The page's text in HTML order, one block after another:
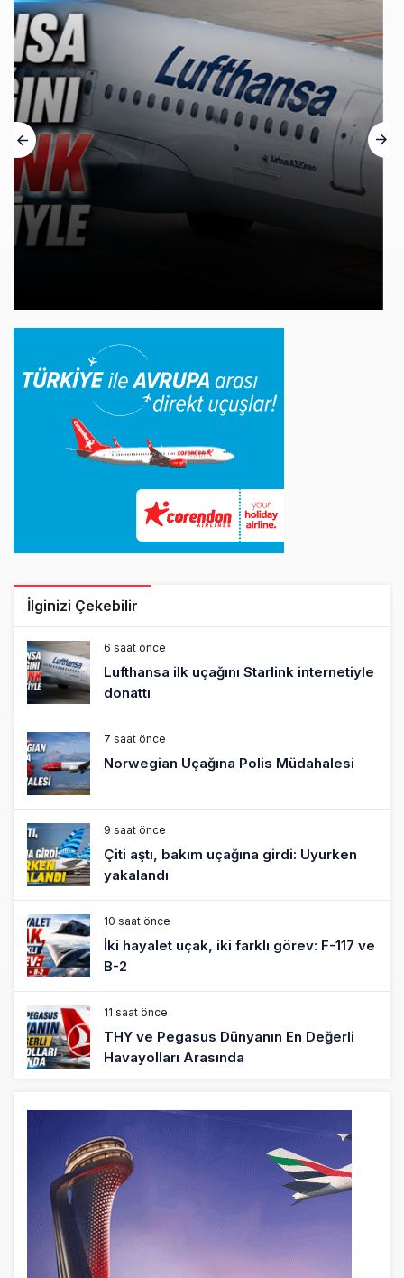
İlginizi Çekebilir
6 saat önce
Lufthansa ilk uçağını Starlink internetiyle
donattı
7 saat önce
Norwegian Uçağına Polis Müdahalesi
9 saat önce
Çiti aştı, bakım uçağına girdi: Uyurken
yakalandı
10 saat önce
İki hayalet uçak, iki farklı görev: F-117 ve
B-2
11 saat önce
THY ve Pegasus Dünyanın En Değerli
Havayolları Arasında
Fly Baghdad ABD yaptırım listesinden
çıkarıldı
13 saat önce
Elektrikli uçaklar Avrupa’da kısa rotalara
hazırlanıyor